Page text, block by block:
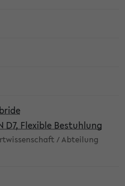
Flexible Bestuhlung
/ Abteilung